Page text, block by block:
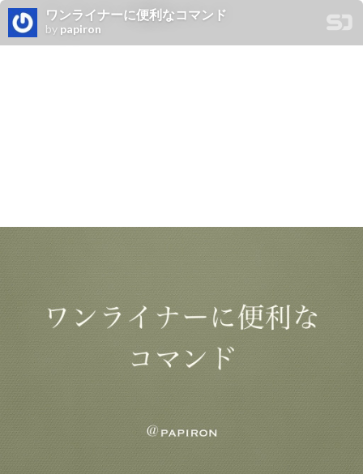
ワンライナーに便利なコマンド
by papiron